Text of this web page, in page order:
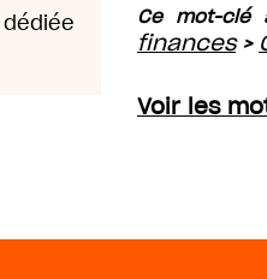
Ce mot-clé
finances>
Voir les